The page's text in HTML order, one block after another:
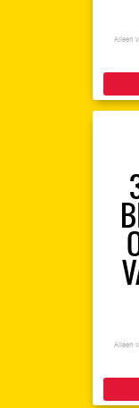
Alleen
Alleen